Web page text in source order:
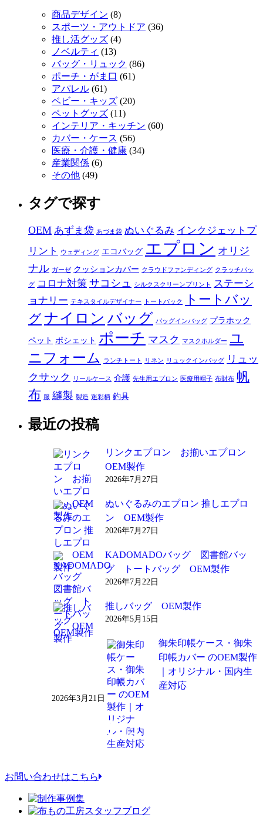
商品デザイン (8)
スポーツ・アウトドア (36)
推し活グッズ (4)
ノベルティ (13)
バッグ・リュック (86)
ポーチ・がま口 (61)
アパレル (61)
ベビー・キッズ (20)
ペットグッズ (11)
インテリア・キッチン (60)
カバー・ケース (56)
医療・介護・健康 (34)
産業関係 (6)
その他 (49)
タグで探す
OEM あずま袋 あづま袋 ぬいぐるみ インクジェットプ
リント
ウェディング エコバッグ エプロン オリジ
ナル ガーゼ クッションカバー クラウドファンディング クラッチバッ
グ コロナ対策 サコシュ シルクスクリーンプリント
ステーシ
ョナリー テキスタイルデザイナー トートバック
トートバッ
グナイロン バッグ バッグインバッグ プラホック
ペット ポシェット ポーチ マスク マスクホルダー ユ
ニフォーム
ランチトート リネン リュックインバッグ
リュッ
クサック
リールケース 介護 先生用エプロン 医療用帽子 布財布 帆
布 服 縫製 製造 迷彩柄 釣具
最近の投稿
リンクエプロン お揃いエプロン
OEM製作
2026年7月27日
ぬいぐるみのエプロン 推しエプロ
ン OEM製作
2026年7月27日
KADOMADOバッグ 図書館バッ
グ トートバッグ OEM製作
2026年7月22日
推しバッグ OEM製作
2026年5月15日
御朱印帳ケース・御朱
印帳カバー のOEM製作
｜オリジナル・国内生
産対応
2026年3月21日
お問い合わせはこちら